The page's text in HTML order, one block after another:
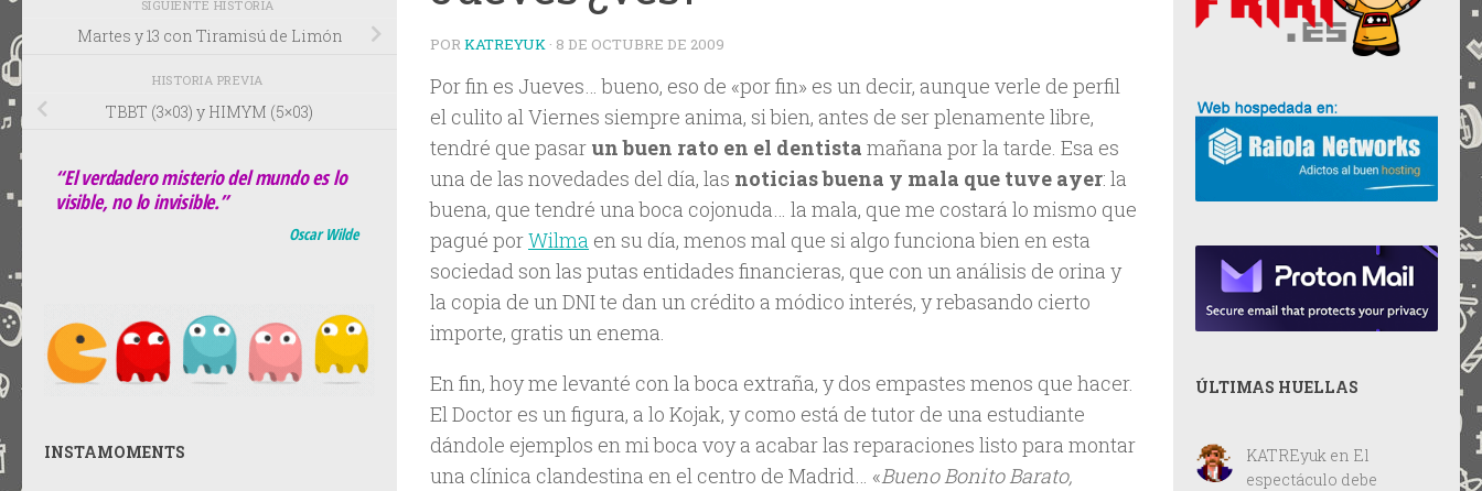
POR KATREYUK · 8 DE OCTUBRE DE 2009
Por fin es Jueves… bueno, eso de «por fin» es un decir, aunque verle de perfil
el culito al Viernes siempre anima, si bien, antes de ser plenamente libre,
tendré que pasar un buen rato en el dentista mañana por la tarde. Esa es
una de las novedades del día, las noticias buena y mala que tuve ayer: la
buena, que tendré una boca cojonuda… la mala, que me costará lo mismo que
pagué porWilma en su día, menos mal que si algo funciona bien en esta
sociedad son las putas entidades financieras, que con un análisis de orina y
la copia de un DNI te dan un crédito a módico interés, y rebasando cierto
importe, gratis un enema.
En fin, hoy me levanté con la boca extraña, y dos empastes menos que hacer.
El Doctor es un figura, a lo Kojak, y como está de tutor de una estudiante
dándole ejemplos en mi boca voy a acabar las reparaciones listo para montar
una clínica clandestina en el centro de Madrid… «Bueno Bonito Barato,
SIGUIENTE HISTORIA
Martes y 13 con Tiramisú de Limón
HISTORIA PREVIA
TBBT (3×03) y HIMYM (5×03)
“El verdadero misterio del mundo es lo
visible, no lo invisible.”
Oscar Wilde
INSTAMOMENTS
ÚLTIMAS HUELLAS
KATREyuk en El
espectáculo debe